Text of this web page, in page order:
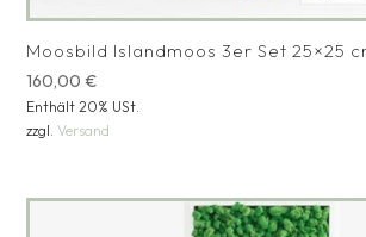
Moosbild Islandmoos 3er Set 25×25
160,00€
Enthält 20% USt.
zzgl.Versand